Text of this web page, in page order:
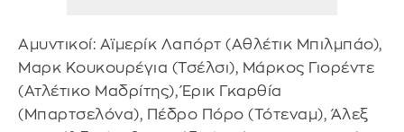
Αμυντικοί: Αϊμερίκ Λαπόρτ (Αθλέτικ Μπιλμπάο),
Μαρκ Κουκουρέγια (Τσέλσι), Μάρκος Γιορέντε
(Ατλέτικο Μαδρίτης), Έρικ Γκαρθία
(Μπαρτσελόνα), Πέδρο Πόρο (Τότεναμ), Άλεξ